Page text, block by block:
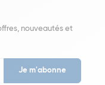
nouveautés et